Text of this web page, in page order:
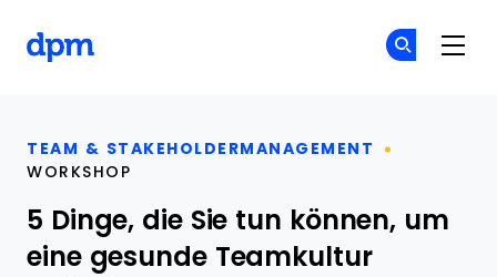
TEAM & STAKEHOLDERMANAGEMENT
WORKSHOP
5 Dinge, die Sie tun können, um
eine gesunde Teamkultur